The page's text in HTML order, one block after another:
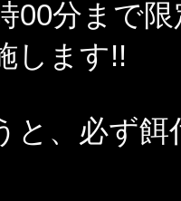
00分まで
します!!
と、必ず